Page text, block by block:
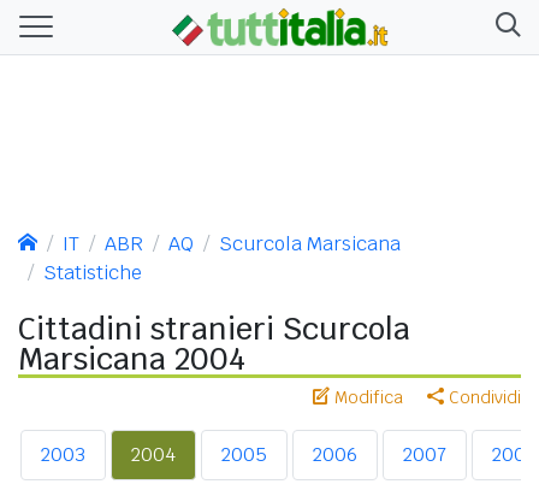
IT ABR AQ
Scurcola Marsicana
Statistiche
Cittadini stranieri Scurcola
Marsicana 2004
Modifica Condividi
2003 2004 2005 2006 2007 2008